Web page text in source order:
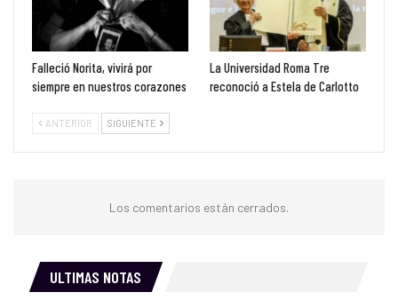
Falleció Norita, vivirá por
siempre en nuestros corazones
La Universidad Roma Tre
reconoció a Estela de Carlotto
ANTERIOR SIGUIENTE
Los comentarios están cerrados.
ULTIMAS NOTAS